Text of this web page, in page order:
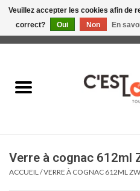
Table & Présentation
Boire
Verre à cognac 612ml
ACCUEIL /VERRE À COGNAC 612ML
Veuillez accepter les cookies afin de
correct?
Oui Non En